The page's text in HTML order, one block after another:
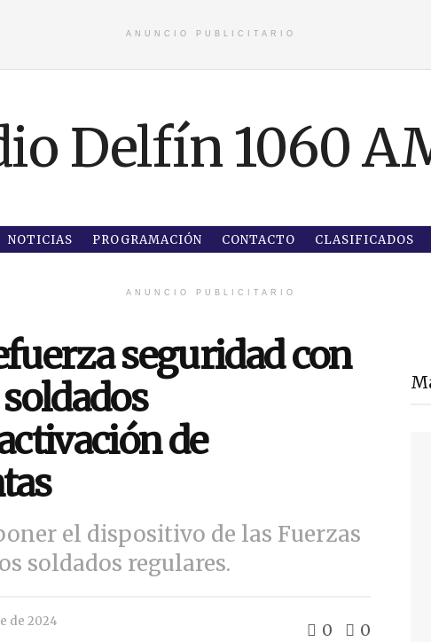
ANUNCIO PUBLICITARIO
NOTICIAS PROGRAMACIÓN CONTACTO CLASIFICADOS
ANUNCIO PUBLICITARIO
seguridad con
de
el dispositivo de las Fuerzas
soldados regulares.
de 2024
0 0